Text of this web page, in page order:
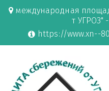
международная
т УГРОЗ"
https://www.xn--